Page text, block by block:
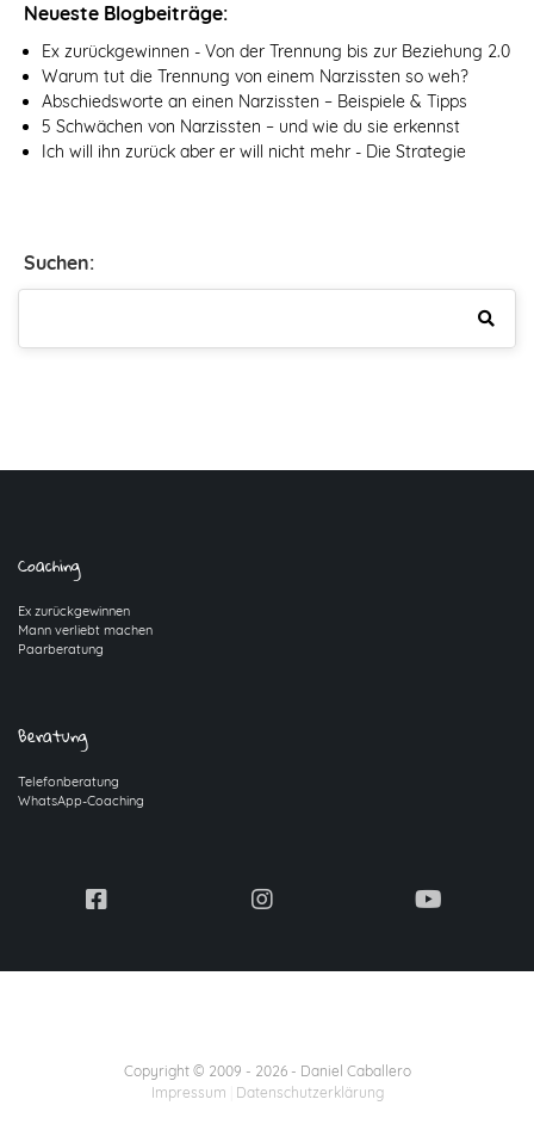
Neueste Blogbeiträge:
Ex zurückgewinnen - Von der Trennung bis zur Beziehung 2.0
Warum tut die Trennung von einem Narzissten so weh?
Abschiedsworte an einen Narzissten – Beispiele & Tipps
5 Schwächen von Narzissten – und wie du sie erkennst
Ich will ihn zurück aber er will nicht mehr - Die Strategie
Suchen:
Coaching
Ex zurückgewinnen
Mann verliebt machen
Paarberatung
Beratung
Telefonberatung
WhatsApp-Coaching
Copyright © 2009 - 2026- Daniel Caballero
Impressum
Datenschutzerklärung